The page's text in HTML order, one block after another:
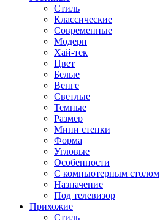
Стиль
Классические
Современные
Модерн
Хай-тек
Цвет
Белые
Венге
Светлые
Темные
Размер
Мини стенки
Форма
Угловые
Особенности
С компьютерным столом
Назначение
Под телевизор
Прихожие
Стиль